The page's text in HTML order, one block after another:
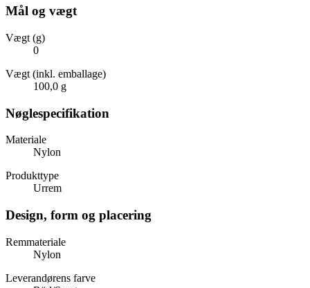
Mål og vægt
Vægt (g)
0
Vægt (inkl. emballage)
100,0 g
Nøglespecifikation
Materiale
Nylon
Produkttype
Urrem
Design, form og placering
Remmateriale
Nylon
Leverandørens farve